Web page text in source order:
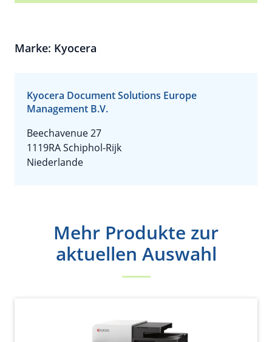
Marke: Kyocera
Kyocera Document Solutions Europe
Management B.V.
Beechavenue 27
1119RA Schiphol-Rijk
Niederlande
Mehr Produkte zur
aktuellen Auswahl